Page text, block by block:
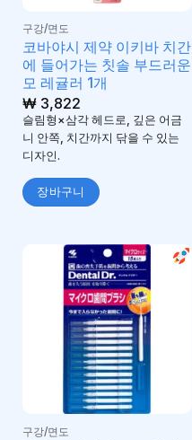
구강/면도
코바야시 제약 이키바 치간
에 들어가는 칫솔 부드러운
모 레귤러 1개
₩3,822
슬림형×삼각 헤드로, 깊은 어금
니 안쪽, 치간까지 닦을 수 있는
디자인.
장바구니
구강/면도